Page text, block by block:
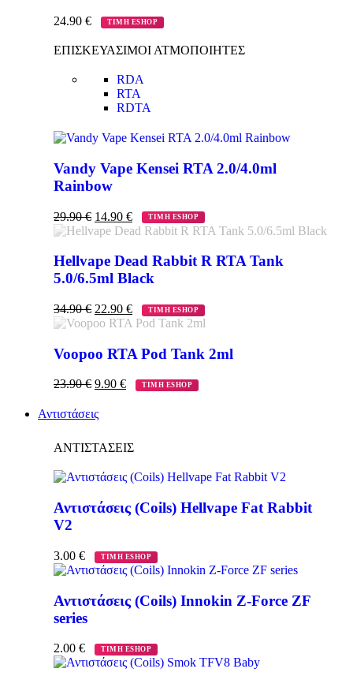
24.90 € ΤΙΜΗ ESHOP
ΕΠΙΣΚΕΥΑΣΙΜΟΙ ΑΤΜΟΠΟΙΗΤΕΣ
RDA
RTA
RDTA
Vandy Vape Kensei RTA 2.0/4.0ml
Rainbow
29.90€ 14.90 € ΤΙΜΗ ESHOP
Hellvape Dead Rabbit R RTA Tank
5.0/6.5ml Black
34.90€ 22.90 € ΤΙΜΗ ESHOP
Voopoo RTA Pod Tank 2ml
23.90€ 9.90 € ΤΙΜΗ ESHOP
Αντιστάσεις
ΑΝΤΙΣΤΑΣΕΙΣ
Αντιστάσεις (Coils) Hellvape Fat Rabbit
V2
3.00 € ΤΙΜΗ ESHOP
Αντιστάσεις (Coils) Innokin Z-Force ZF
series
2.00 € ΤΙΜΗ ESHOP